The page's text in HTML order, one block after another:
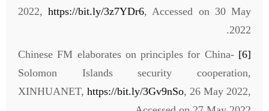
2022,https://bit.ly/3z7YDr6, Accessed on 30 May
2022.
[6]
Chinese FM elaborates on principles for China-
Solomon Islands security cooperation,
XINHUANET, https://bit.ly/3Gv9nSo, 26 May 2022,